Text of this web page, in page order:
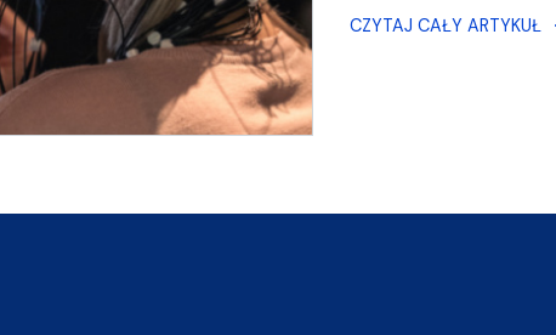
CZYTAJ CAŁY ARTYKUŁ